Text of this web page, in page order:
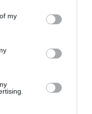
my
ηλεκτρικό
λοιπά. Παρέχεται 2
κινητήρα για το
6.30 αφού δεν